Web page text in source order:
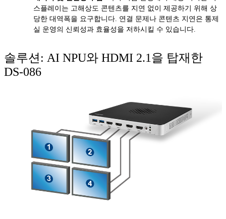
스플레이는 고해상도 콘텐츠를 지연 없이 제공하기 위해 상
당한 대역폭을 요구합니다. 연결 문제나 콘텐츠 지연은 통제
실 운영의 신뢰성과 효율성을 저하시킬 수 있습니다.
솔루션: AI NPU와 HDMI 2.1을 탑재한
DS-086